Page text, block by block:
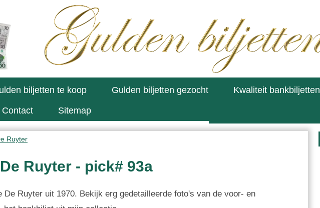
biljetten te koop Gulden biljetten gezocht Kwaliteit bankbiljetten
Contact Sitemap
Ruyter
Ruyter - pick# 93a
De Ruyter uit 1970. Bekijk erg gedetailleerde foto's van de voor- en